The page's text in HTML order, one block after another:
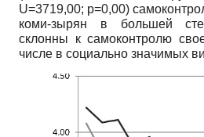
U=3719,00; p=0,00)
коми-зырян в большей
склонны к самоконтролю
числе в социально значимых